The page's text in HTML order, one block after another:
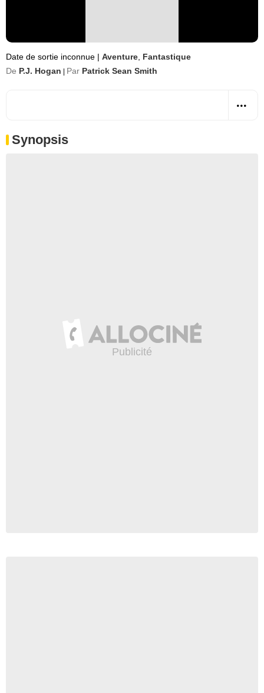
Date de sortie inconnue | Aventure Fantastique
De P.J. Hogan Par Patrick Sean Smith
Synopsis